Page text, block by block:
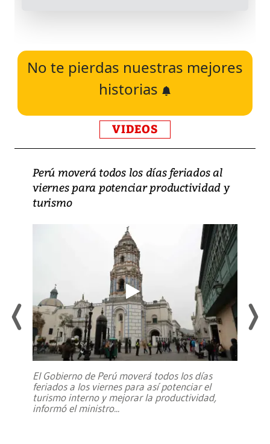
No te pierdas nuestras mejores
historias
VIDEOS
Perú moverá todos los días feriados al
viernes para potenciar productividad y
turismo
El Gobierno de Perú moverá todos los días
feriados a los viernes para así potenciar el
turismo interno y mejorar la productividad,
informó el ministro...